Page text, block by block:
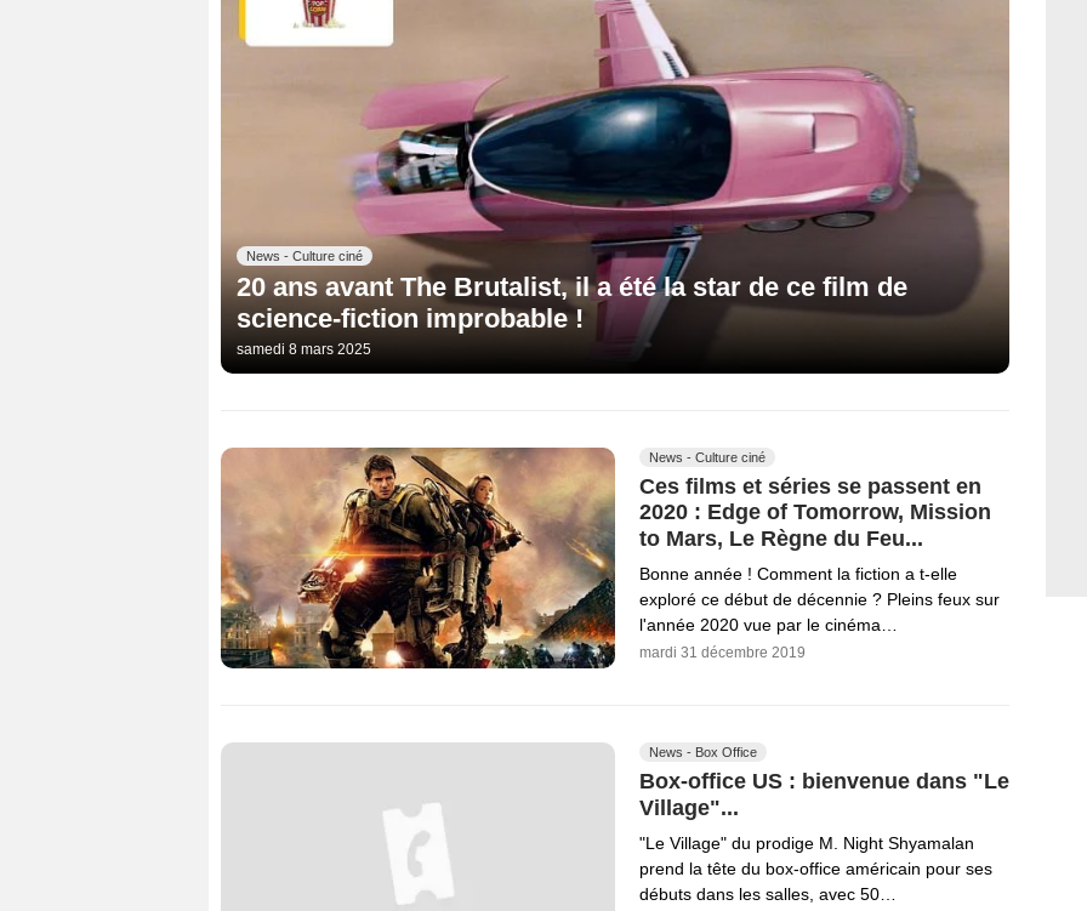
News - Culture ciné
20 ans avant The Brutalist, il a été la star de ce film de
science-fiction improbable !
samedi 8 mars 2025
News - Culture ciné
Ces films et séries se passent en
2020 : Edge of Tomorrow, Mission
to Mars, Le Règne du Feu...
Bonne année ! Comment la fiction a t-elle
exploré ce début de décennie ? Pleins feux sur
l'année 2020 vue par le cinéma…
mardi 31 décembre 2019
News - Box Office
Box-office US : bienvenue dans "Le
Village"...
"Le Village" du prodige M. Night Shyamalan
prend la tête du box-office américain pour ses
débuts dans les salles, avec 50…